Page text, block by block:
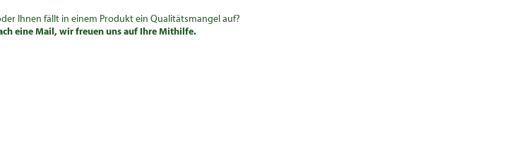
Ihnen fällt in einem Produkt ein Qualitätsmangel auf?
eine Mail, wir freuen uns auf Ihre Mithilfe.